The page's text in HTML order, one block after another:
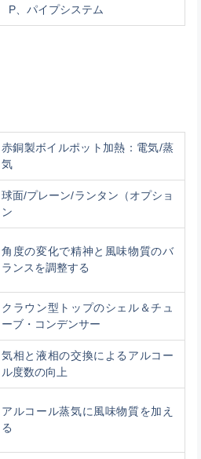
P、パイプシステム
赤銅製ボイルポット加熱：電気/蒸
気
球面/プレーン/ランタン（オプショ
ン
角度の変化で精神と風味物質のバ
ランスを調整する
クラウン型トップのシェル＆チュ
ーブ・コンデンサー
気相と液相の交換によるアルコー
ル度数の向上
アルコール蒸気に風味物質を加え
る